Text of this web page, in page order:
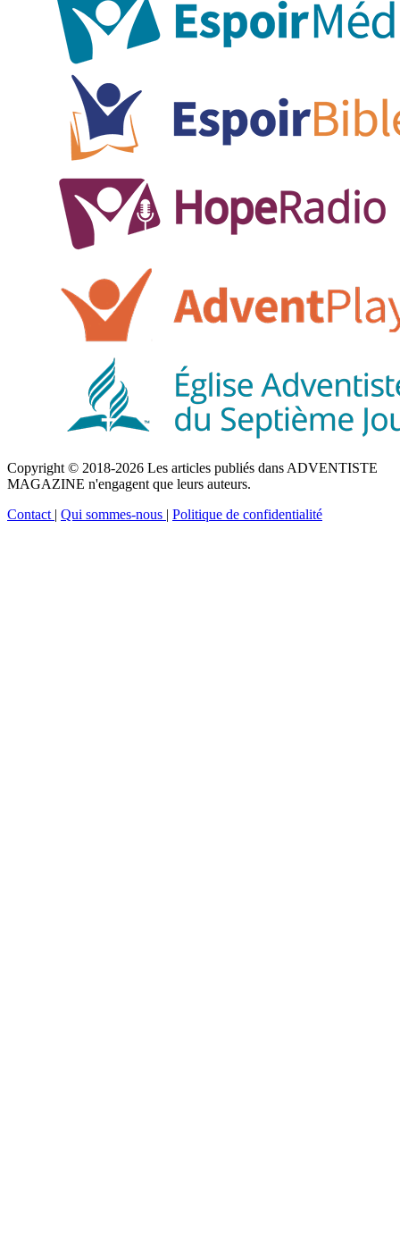
Copyright © 2018-2026 Les articles publiés dans ADVENTISTE
MAGAZINE n'engagent que leurs auteurs.
Contact | Qui sommes-nous | Politique de confidentialité